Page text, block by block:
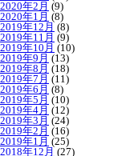
2020年2月 (9)
2020年1月 (8)
2019年12月 (8)
2019年11月 (9)
2019年10月 (10)
2019年9月 (13)
2019年8月 (18)
2019年7月 (11)
2019年6月 (8)
2019年5月 (10)
2019年4月 (12)
2019年3月 (24)
2019年2月 (16)
2019年1月 (25)
2018年12月 (27)